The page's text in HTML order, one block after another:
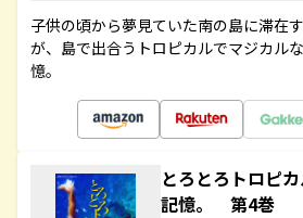
子供の頃から夢見ていた南の島に滞在
が、島で出合うトロピカルでマジカル
憶。
とろとろトロピ
記憶。 第4巻